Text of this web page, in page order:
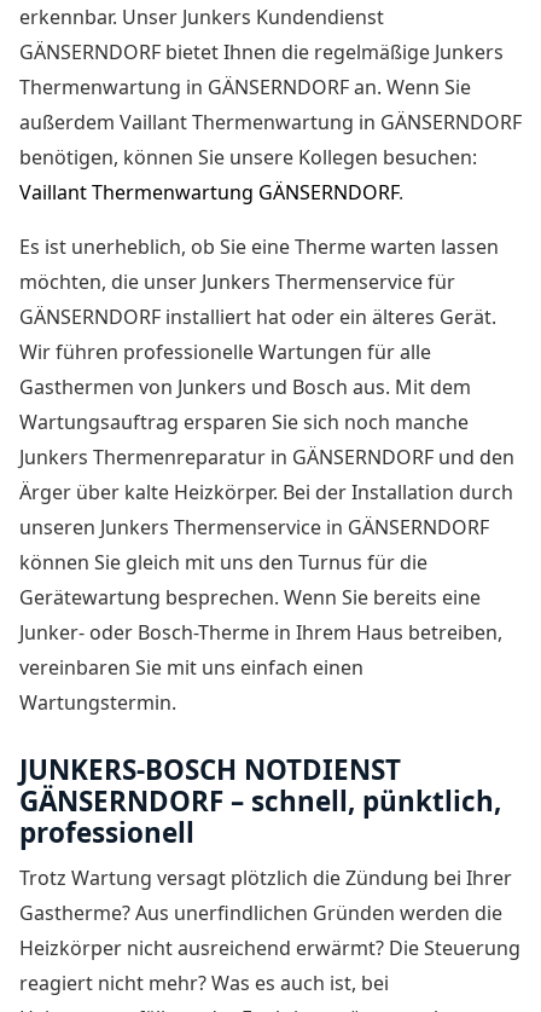
erkennbar. Unser Junkers Kundendienst
GÄNSERNDORF bietet Ihnen die regelmäßige Junkers
Thermenwartung in GÄNSERNDORFan. Wenn Sie
außerdem Vaillant Thermenwartung in GÄNSERNDORF
benötigen, können Sie unsere Kollegen besuchen:
Vaillant Thermenwartung GÄNSERNDORF.
Es ist unerheblich, ob Sie eine Therme warten lassen
möchten, die unser Junkers Thermenservice für
GÄNSERNDORF installiert hat oder ein älteres Gerät.
Wir führen professionelle Wartungen für alle
Gasthermen von Junkers und Bosch aus. Mit dem
Wartungsauftrag ersparen Sie sich noch manche
Junkers Thermenreparatur in GÄNSERNDORF und den
Ärger über kalte Heizkörper. Bei der Installation durch
unseren Junkers Thermenservice in GÄNSERNDORF
können Sie gleich mit uns den Turnus für die
Gerätewartung besprechen. Wenn Sie bereits eine
Junker- oder Bosch-Therme in Ihrem Haus betreiben,
vereinbaren Sie mit uns einfach einen
Wartungstermin.
JUNKERS-BOSCH NOTDIENST
GÄNSERNDORF – schnell, pünktlich,
professionell
Trotz Wartung versagt plötzlich die Zündung bei Ihrer
Gastherme? Aus unerfindlichen Gründen werden die
Heizkörper nicht ausreichend erwärmt? Die Steuerung
reagiert nicht mehr? Was es auch ist, bei